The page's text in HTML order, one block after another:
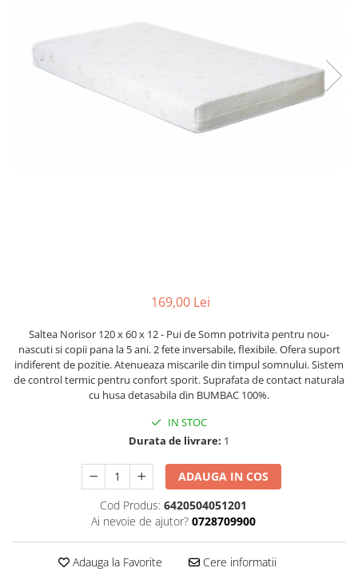
Patuturi lemn pana la 120 x 60 cm
Patuturi lemn 140 x 70 cm
Patuturi lemn 160 x 80 cm
Patuturi pliabile si tarcuri de joaca
Lenjerie patuturi tineret
Baldachin patut
Paturici copii
Bariere de protectie pat
Dulap si cutii jucarii
Sac de dormit copii
Fotolii copii
169,00 Lei
Saltea Norisor 120 x 60 x 12 - Pui de Somn potrivita pentru nou-
nascuti si copii pana la 5 ani. 2 fete inversabile, flexibile. Ofera suport
indiferent de pozitie.Atenueaza miscarile din timpul somnului.Sistem
de control termic pentru confort sporit.Suprafata de contact naturala
cu husa detasabila din BUMBAC 100%.
IN STOC
Durata de livrare: 1
ADAUGA IN COS
Cod Produs: 6420504051201
Ai nevoie de ajutor? 0728709900
Adauga la Favorite Cere informatii